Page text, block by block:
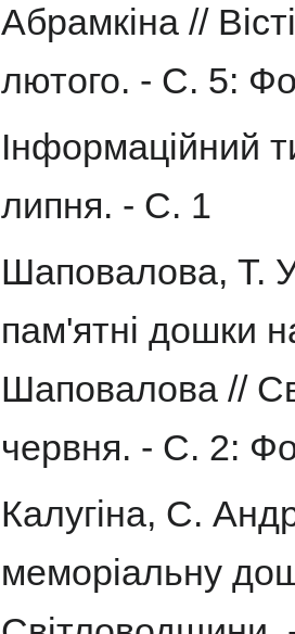
Абрамкіна //
лютого. - С. 5:
Інформаційний
липня. - С. 1
Шаповалова, Т.
пам'ятні дошки
Шаповалова //
червня. - С. 2:
Калугіна, С.
меморіальну